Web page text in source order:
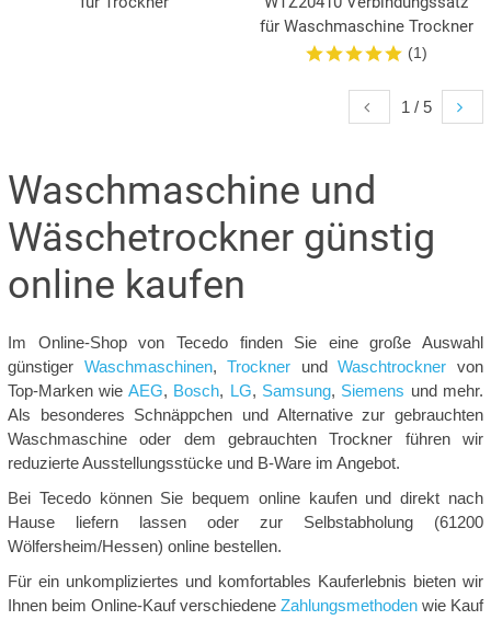
für Waschmaschine Trockner
(1)
1 / 5
Waschmaschine und
Wäschetrockner günstig
online kaufen
Im Online-Shop von Tecedo finden Sie eine große Auswahl
günstiger Waschmaschinen,Trockner undWaschtrockner von
Top-Marken wie AEG, Bosch, LG, Samsung, Siemens und mehr.
Als besonderes Schnäppchen und Alternative zur gebrauchten
Waschmaschine oder dem gebrauchten Trockner führen wir
reduzierte Ausstellungsstücke und B-Ware im Angebot.
Bei Tecedo können Sie bequem online kaufen und direkt nach
Hause liefern lassen oder zur Selbstabholung (61200
Wölfersheim/Hessen) online bestellen.
Für ein unkompliziertes und komfortables Kauferlebnis bieten wir
Ihnen beim Online-Kauf verschiedene Zahlungsmethoden wie Kauf